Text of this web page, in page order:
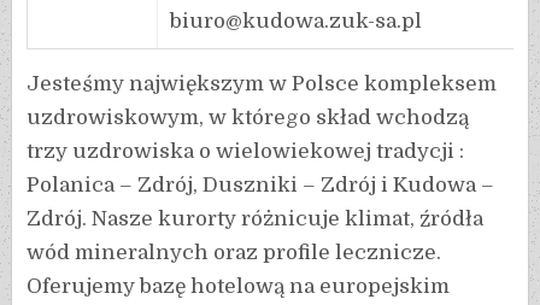
biuro@kudowa.zuk-sa.pl
Jesteśmy największym w Polsce kompleksem
uzdrowiskowym, w którego skład wchodzą
trzy uzdrowiska o wielowiekowej tradycji :
Polanica – Zdrój, Duszniki – Zdrój i Kudowa –
Zdrój. Nasze kurorty różnicuje klimat, źródła
wód mineralnych oraz profile lecznicze.
Oferujemy bazę hotelową na europejskim